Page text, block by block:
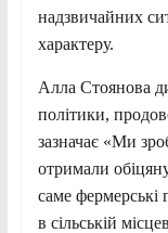
надзвичайних
характеру.
Алла Стоянова
політики,
зазначає «Ми
отримали
саме фермерські
в сільській